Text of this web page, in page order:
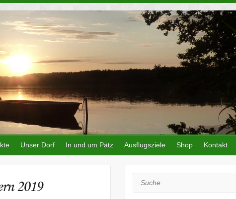
Unser Dorf In und um Pätz Ausflugsziele Shop Kontakt
2019 Suche